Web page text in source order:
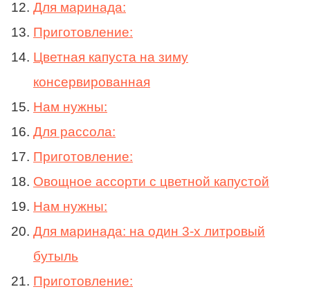
Для маринада:
Приготовление:
Цветная капуста на зиму
консервированная
Нам нужны:
Для рассола:
Приготовление:
Овощное ассорти с цветной капустой
Нам нужны:
Для маринада: на один 3-х литровый
бутыль
Приготовление: